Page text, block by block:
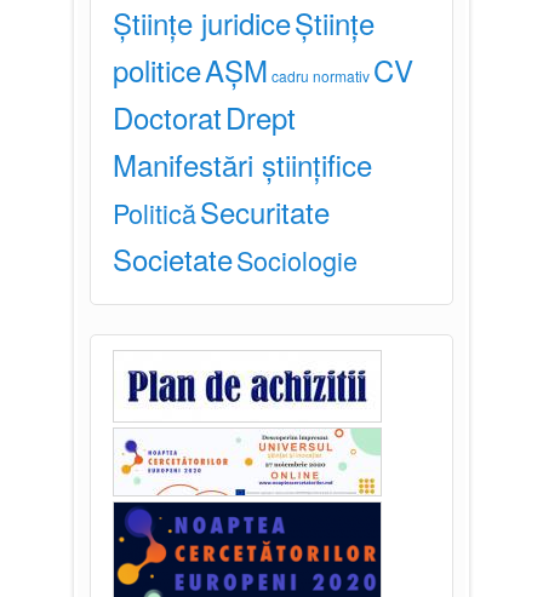
Științe juridiceȘtiințe
politiceAȘM cadru normativ CV
DoctoratDrept
Manifestări științifice
PoliticăSecuritate
SocietateSociologie